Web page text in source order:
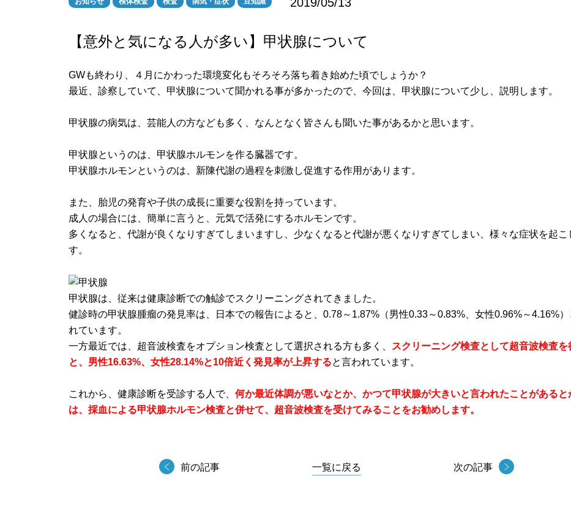
【意外と気になる人が多い】甲状腺について
GWも終わり、４月にかわった環境変化もそろそろ落ち着き始めた頃でしょうか？
最近、診察していて、甲状腺について聞かれる事が多かったので、今回は、甲状腺について少し、説明します。
甲状腺の病気は、芸能人の方なども多く、なんとなく皆さんも聞いた事があるかと思います。
甲状腺というのは、甲状腺ホルモンを作る臓器です。
甲状腺ホルモンというのは、新陳代謝の過程を刺激し促進する作用があります。
また、胎児の発育や子供の成長に重要な役割を持っています。
成人の場合には、簡単に言うと、元気で活発にするホルモンです。
多くなると、代謝が良くなりすぎてしまいますし、少なくなると代謝が悪くなりすぎてしまい、様々な症状を起こ
す。
甲状腺は、従来は健康診断での触診でスクリーニングされてきました。
健診時の甲状腺腫瘤の発見率は、日本での報告によると、0.78～1.87%（男性0.33～0.83%、女性0.96%～4.16%）
れています。
一方最近では、超音波検査をオプション検査として選択される方も多く、 スクリーニング検査として超音波検査を
と、男性16.63%、女性28.14%と10倍近く発見率が上昇すると言われています。
これから、健康診断を受診する人で、何か最近体調が悪いなとか、かつて甲状腺が大きいと言われたことがあると
は、採血による甲状腺ホルモン検査と併せて、超音波検査を受けてみることをお勧めします。
前の記事 一覧に戻る 次の記事